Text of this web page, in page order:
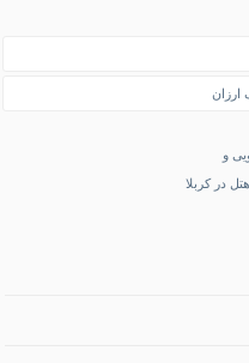
ارزان
و
در کربلا